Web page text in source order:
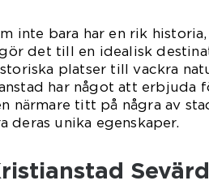
inte bara har en rik
det till en idealisk
platser till vackra
har något att erbjuda
närmare titt på några av
deras unika egenskaper.